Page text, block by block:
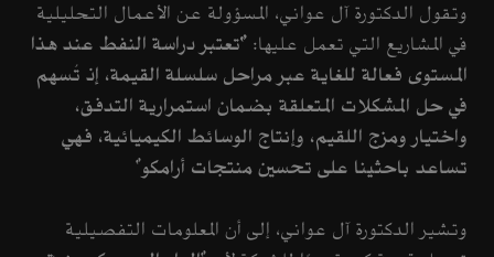
وتقول الدكتورة آل عواني، المسؤولة عن الأعمال التحليلية
في المشاريع التي تعمل عليها: "تعتبر دراسة النفط عند هذا
المستوى فعالة للغاية عبر مراحل سلسلة القيمة، إذ تُسهم
في حل المشكلات المتعلقة بضمان استمرارية التدفق،
واختيار ومزج اللقيم، وإنتاج الوسائط الكيميائية، فهي
تساعد باحثينا على تحسين منتجات أرامكو"
وتشير الدكتورة آل عواني، إلى أن المعلومات التفصيلية